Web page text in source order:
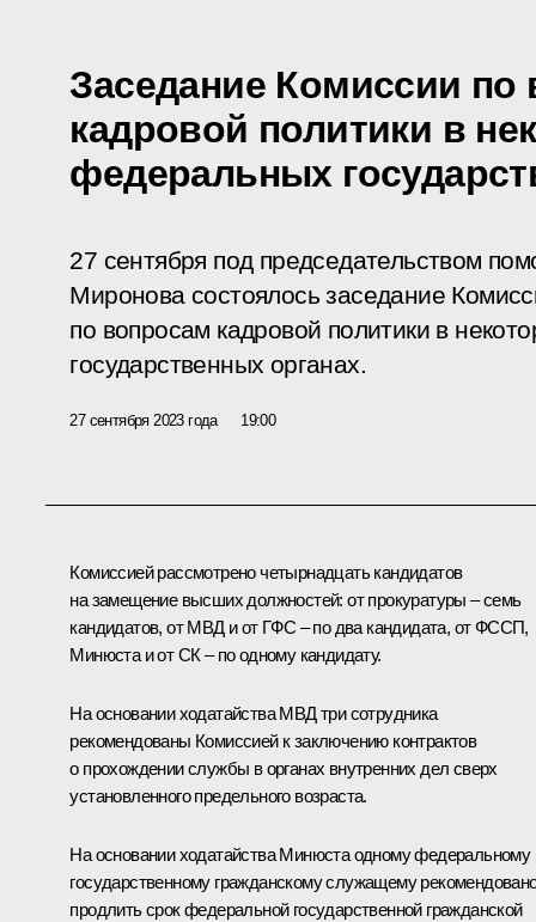
Заседание Комиссии по
кадровой политики в
федеральных
27 сентября под председательством
Миронова состоялось заседание
по вопросам кадровой политики в
государственных органах.
27 сентября 2023 года 19:00
Комиссией рассмотрено четырнадцать кандидатов
на замещение высших должностей: от прокуратуры – семь
кандидатов, от МВД и от ГФС – по два кандидата, от ФССП,
Минюста и от СК – по одному кандидату.
На основании ходатайства МВД три сотрудника
рекомендованы Комиссией к заключению контрактов
о прохождении службы в органах внутренних дел сверх
установленного предельного возраста.
На основании ходатайства Минюста одному федеральному
государственному гражданскому служащему
продлить срок федеральной государственной гражданской